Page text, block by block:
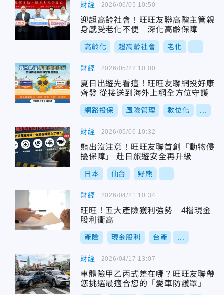
財經
迎超高齡社會！旺旺友聯高階主管親
身感受老化不便 深化高齡保障
高齡化 超高齡社會 老化
2026/06/05 10:50
財經
夏日出遊先看這！旺旺友聯網投好康
齊發 從接送到海外上網全方位守護
網路投保 風險管理 數位化
2026/05/22 10:00
財經
熊出沒注意！旺旺友聯首創「動物侵
擾保障」 赴日旅遊安全再升級
日本 仙台 野熊
2026/05/06 10:32
財經
旺旺！五大產險獲利強勢 4檔現金
股利衝高
產險 現金股利 台產
2026/04/21 10:34
財經
車體險甲乙丙式差在哪？旺旺友聯帶
您挑選最適合您的「愛車防護罩」
2026/04/17 13:07